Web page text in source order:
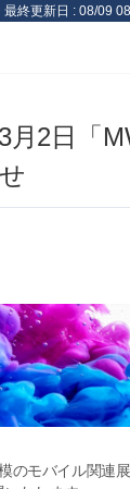
最終更新日 : 08/09
月2日「
のモバイル関連